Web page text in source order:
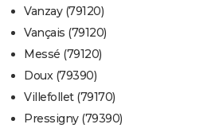
Vanzay (79120)
Vançais (79120)
Messé (79120)
Doux (79390)
Villefollet (79170)
Pressigny (79390)